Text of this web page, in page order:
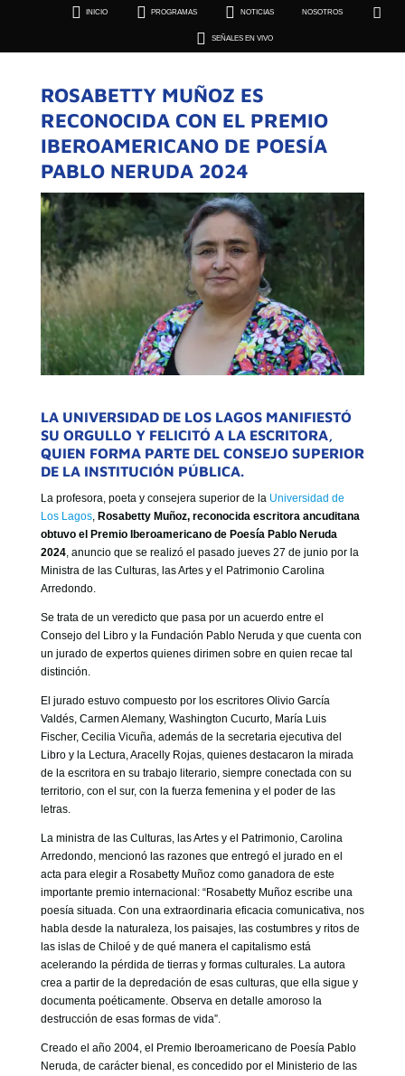
 INICIO  PROGRAMAS  NOTICIAS NOSOTROS 
 SEÑALES EN VIVO
 SEÑALES EN VIVO
ROSABETTY MUÑOZ ES
RECONOCIDA CON EL PREMIO
IBEROAMERICANO DE POESÍA
PABLO NERUDA 2024
LA UNIVERSIDAD DE LOS LAGOS MANIFIESTÓ
SU ORGULLO Y FELICITÓ A LA ESCRITORA,
QUIEN FORMA PARTE DEL CONSEJO SUPERIOR
DE LA INSTITUCIÓN PÚBLICA.
La profesora, poeta y consejera superior de la Universidad de
Los Lagos, Rosabetty Muñoz, reconocida escritora ancuditana
obtuvo el Premio Iberoamericano de Poesía Pablo Neruda
2024, anuncio que se realizó el pasado jueves 27 de junio por la
Ministra de las Culturas, las Artes y el Patrimonio Carolina
Arredondo.
Se trata de un veredicto que pasa por un acuerdo entre el
Consejo del Libro y la Fundación Pablo Neruda y que cuenta con
un jurado de expertos quienes dirimen sobre en quien recae tal
distinción.
El jurado estuvo compuesto por los escritores Olivio García
Valdés, Carmen Alemany, Washington Cucurto, María Luis
Fischer, Cecilia Vicuña, además de la secretaria ejecutiva del
Libro y la Lectura, Aracelly Rojas, quienes destacaron la mirada
de la escritora en su trabajo literario, siempre conectada con su
territorio, con el sur, con la fuerza femenina y el poder de las
letras.
La ministra de las Culturas, las Artes y el Patrimonio, Carolina
Arredondo, mencionó las razones que entregó el jurado en el
acta para elegir a Rosabetty Muñoz como ganadora de este
importante premio internacional: “Rosabetty Muñoz escribe una
poesía situada. Con una extraordinaria eficacia comunicativa, nos
habla desde la naturaleza, los paisajes, las costumbres y ritos de
las islas de Chiloé y de qué manera el capitalismo está
acelerando la pérdida de tierras y formas culturales. La autora
crea a partir de la depredación de esas culturas, que ella sigue y
documenta poéticamente. Observa en detalle amoroso la
destrucción de esas formas de vida”.
Creado el año 2004, el Premio Iberoamericano de Poesía Pablo
Neruda, de carácter bienal, es concedido por el Ministerio de las